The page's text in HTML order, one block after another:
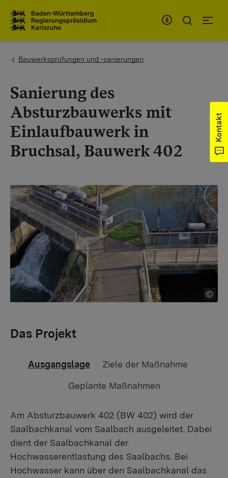
You are here:
Bauwerksprüfungen und -sanierungen
Sanierung des
Absturzbauwerks mit
Einlaufbauwerk in
Bruchsal, Bauwerk 402
Das Projekt
Ausgangslage
Ziele der Maßnahme
Geplante Maßnahmen
Am Absturzbauwerk 402 (BW 402) wird der
Saalbachkanal vom Saalbach ausgeleitet. Dabei
dient der Saalbachkanal der
Hochwasserentlastung des Saalbachs. Bei
Hochwasser kann über den Saalbachkanal das
Kontakt